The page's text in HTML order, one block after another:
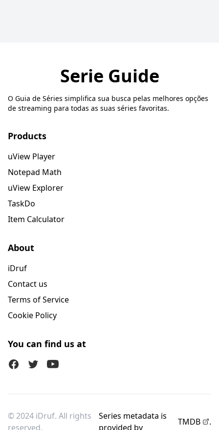
Serie Guide
O Guia de Séries simplifica sua busca pelas melhores opções
de streaming para todas as suas séries favoritas.
Products
uView Player
Notepad Math
uView Explorer
TaskDo
Item Calculator
About
iDruf
Contact us
Terms of Service
Cookie Policy
You can find us at
FacebookTwitter (X)Youtube
© 2024 iDruf. All rights
reserved.
Series metadata is
provided by
TMDB .